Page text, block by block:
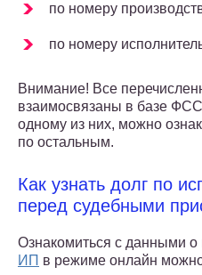
по номеру
по номеру
Внимание! Все
взаимосвязаны в базе
одному из них, можно
по остальным.
Как узнать долг по
перед судебными
Ознакомиться с данными о
ИП в режиме онлайн